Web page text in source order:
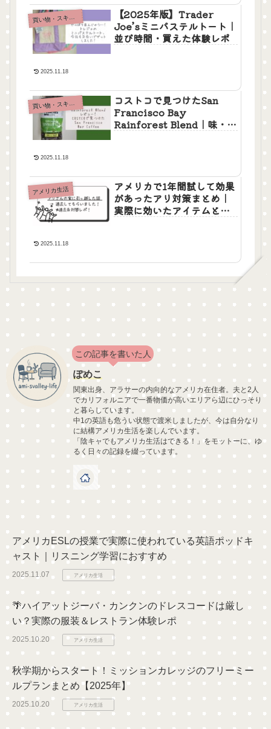
買
い物・スキンケア
【2025年版】Trader
Joe’sミニパステルトート｜
並び時間・買えた体験レポ
2025.11.18
買
い物・スキンケア
コストコで見つけたSan
Francisco Bay
Rainforest Blend｜味・香
2025.11.18
アメリカ生活
アメリカで1年間試して効果
があったアリ対策まとめ｜
実際に効いたアイテムとコ
2025.11.18
この記事を書いた人
ぽめこ
関東出身、アラサーの内向的なアメリカ在住者。夫と2人
でカリフォルニアで一番物価が高いエリアら辺にひっそり
と暮らしています。
中1の英語も危うい状態で渡米しましたが、今は自分なり
に結構アメリカ生活を楽しんでいます。
「陰キャでもアメリカ生活はできる！」をモットーに、ゆ
るく日々の記録を綴っています。
アメリカESLの授業で実際に使われている英語ポッドキ
ャスト｜リスニング学習におすすめ
2025.11.07 アメリカ生活
🌴ハイアットジーバ・カンクンのドレスコードは厳し
い？実際の服装＆レストラン体験レポ
2025.10.20 アメリカ生活
秋学期からスタート！ミッションカレッジのフリーミー
ルプランまとめ【2025年】
2025.10.20 アメリカ生活